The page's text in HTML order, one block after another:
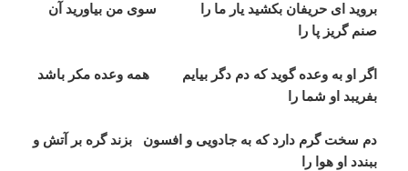
بروید ای حریفان بکشید یار ما را سوی من بیاورید آن
صنم گریز پا را
اگر او به وعده گوید که دم دگر بیایم همه وعده مکر باشد
بفریبد او شما را
دم سخت گرم دارد که به جادویی و افسون بزند گره بر آتش و
ببندد او هوا را